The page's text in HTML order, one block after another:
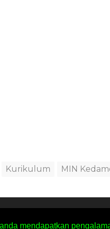
mendapatkan
Kurikulum MIN
Created By SoraTemplates